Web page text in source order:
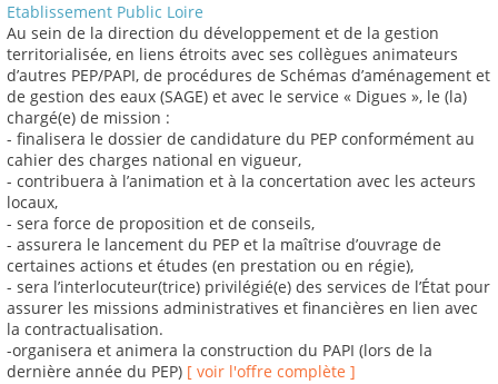
Etablissement Public Loire
Au sein de la direction du développement et de la gestion
territorialisée, en liens étroits avec ses collègues animateurs
d’autres PEP/PAPI, de procédures de Schémas d’aménagement et
de gestion des eaux (SAGE) et avec le service « Digues », le (la)
chargé(e) de mission :
- finalisera le dossier de candidature du PEP conformément au
cahier des charges national en vigueur,
- contribuera à l’animation et à la concertation avec les acteurs
locaux,
- sera force de proposition et de conseils,
- assurera le lancement du PEP et la maîtrise d’ouvrage de
certaines actions et études (en prestation ou en régie),
- sera l’interlocuteur(trice) privilégié(e) des services de l’État pour
assurer les missions administratives et financières en lien avec
la contractualisation.
-organisera et animera la construction du PAPI (lors de la
dernière année du PEP) [ voir l'offre complète ]